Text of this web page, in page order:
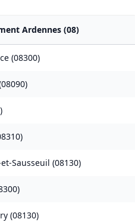
Ardennes (08)
(08300)
08090)
)
)
Sausseuil (08130)
)
(08130)